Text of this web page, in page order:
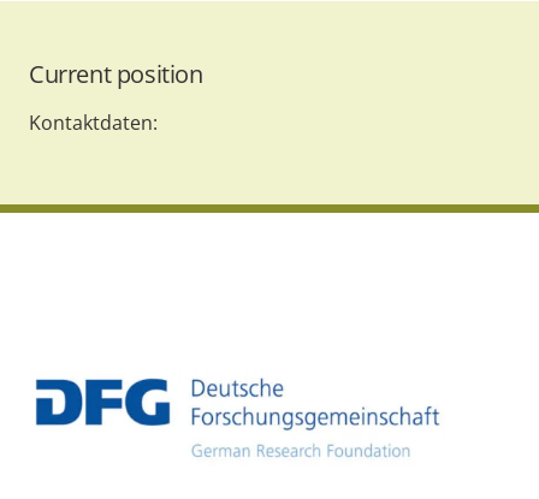
Current position
Kontaktdaten: